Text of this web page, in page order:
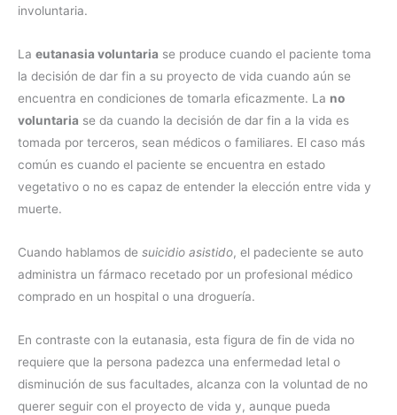
involuntaria.
La eutanasia voluntaria se produce cuando el paciente toma
la decisión de dar fin a su proyecto de vida cuando aún se
encuentra en condiciones de tomarla eficazmente. La no
voluntaria se da cuando la decisión de dar fin a la vida es
tomada por terceros, sean médicos o familiares. El caso más
común es cuando el paciente se encuentra en estado
vegetativo o no es capaz de entender la elección entre vida y
muerte.
Cuando hablamos de suicidio asistido, el padeciente se auto
administra un fármaco recetado por un profesional médico
comprado en un hospital o una droguería.
En contraste con la eutanasia, esta figura de fin de vida no
requiere que la persona padezca una enfermedad letal o
disminución de sus facultades, alcanza con la voluntad de no
querer seguir con el proyecto de vida y, aunque pueda